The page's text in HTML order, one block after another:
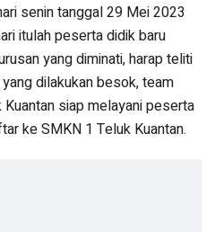
senin tanggal 29 Mei 2023
itulah peserta didik baru
yang diminati, harap teliti
dilakukan besok, team
siap melayani peserta
ke SMKN 1 Teluk Kuantan.